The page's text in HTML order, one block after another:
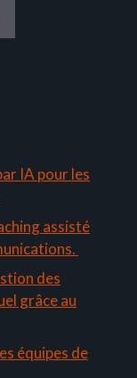
IA pour les
assisté
des
grâce au
équipes de